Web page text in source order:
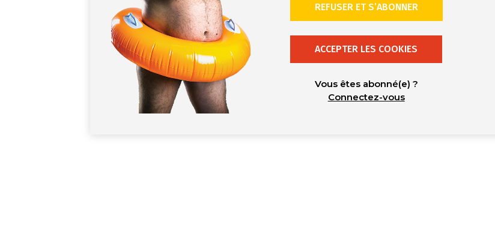
REFUSER ET S’ABONNER
ACCEPTER LES COOKIES
Vous êtes abonné(e) ?
Connectez-vous